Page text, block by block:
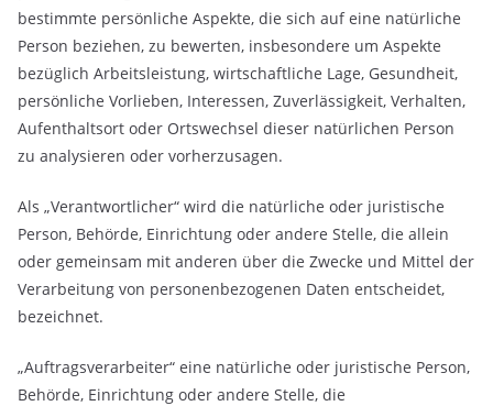
bestimmte persönliche Aspekte, die sich auf eine natürliche
Person beziehen, zu bewerten, insbesondere um Aspekte
bezüglich Arbeitsleistung, wirtschaftliche Lage, Gesundheit,
persönliche Vorlieben, Interessen, Zuverlässigkeit, Verhalten,
Aufenthaltsort oder Ortswechsel dieser natürlichen Person
zu analysieren oder vorherzusagen.
Als „Verantwortlicher“ wird die natürliche oder juristische
Person, Behörde, Einrichtung oder andere Stelle, die allein
oder gemeinsam mit anderen über die Zwecke und Mittel der
Verarbeitung von personenbezogenen Daten entscheidet,
bezeichnet.
„Auftragsverarbeiter“ eine natürliche oder juristische Person,
Behörde, Einrichtung oder andere Stelle, die